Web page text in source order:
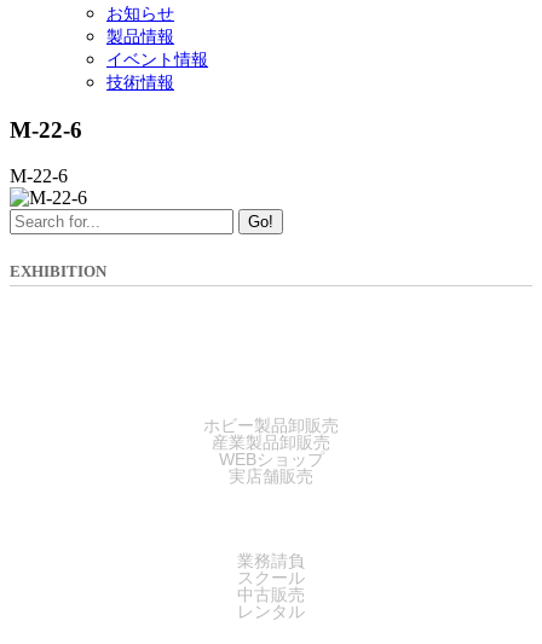
お知らせ
製品情報
イベント情報
技術情報
M-22-6
M-22-6
Go!
EXHIBITION
ホビー製品卸販売
産業製品卸販売
WEBショップ
実店舗販売
業務請負
スクール
中古販売
レンタル